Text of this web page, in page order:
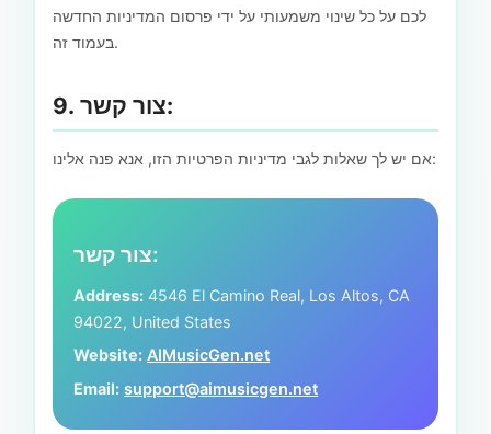
לכם על כל שינוי משמעותי על ידי פרסום המדיניות החדשה
בעמוד זה.
9. צור קשר:
אם יש לך שאלות לגבי מדיניות הפרטיות הזו, אנא פנה אלינו:
צור קשר:
Address: 4546 El Camino Real, Los Altos, CA
94022, United States
Website: AIMusicGen.net
Email: support@aimusicgen.net